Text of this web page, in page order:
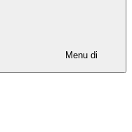
Menu di